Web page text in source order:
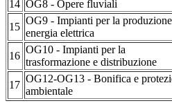
14 OG8 - Opere fluviali
15
OG9 - Impianti per la
energia elettrica
16
OG10 - Impianti per la
trasformazione e distribuzione
17
OG12-OG13 - Bonifica e
ambientale